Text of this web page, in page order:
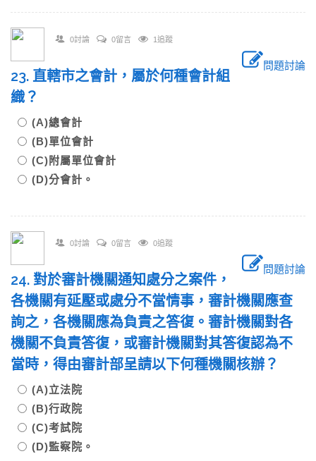
0討論 0留言 1追蹤
問題討論
23. 直轄市之會計，屬於何種會計組
織？
(A)總會計
(B)單位會計
(C)附屬單位會計
(D)分會計。
0討論 0留言 0追蹤
問題討論
24. 對於審計機關通知處分之案件，
各機關有延壓或處分不當情事，審計機關應查
詢之，各機關應為負責之答復。審計機關對各
機關不負責答復，或審計機關對其答復認為不
當時，得由審計部呈請以下何種機關核辦？
(A)立法院
(B)行政院
(C)考試院
(D)監察院。